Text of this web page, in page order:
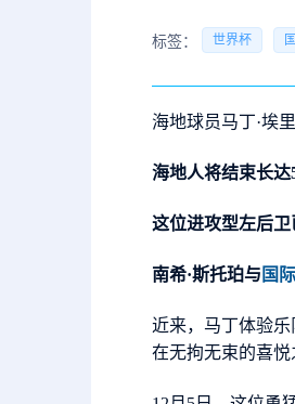
标签： 世界杯
海地球员马丁·埃
海地人将结束长
这位进攻型左后卫
南希·斯托珀与 国
近来，马丁体验乐
在无拘无束的喜悦